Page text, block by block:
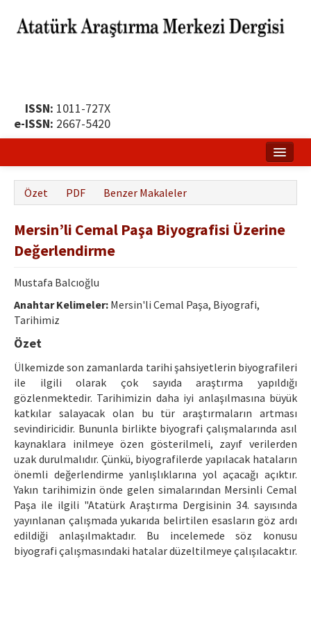
ISSN: 1011-727X
e-ISSN: 2667-5420
Hakkında
Yayın Politikası
Dergi Kurulları
Yayın İlkeleri
Etik İlkeler
Yazar Rehberi
Hakem Rehberi
İletişim
Özet PDF Benzer Makaleler
Mersin’li Cemal Paşa Biyografisi Üzerine
Değerlendirme
Mustafa Balcıoğlu
Anahtar Kelimeler: Mersin'li Cemal Paşa, Biyografi,
Tarihimiz
Özet
Ülkemizde son zamanlarda tarihi şahsiyetlerin biyografileri
ile ilgili olarak çok sayıda araştırma yapıldığı
gözlenmektedir. Tarihimizin daha iyi anlaşılmasına büyük
katkılar salayacak olan bu tür araştırmaların artması
sevindiricidir. Bununla birlikte biyografi çalışmalarında asıl
kaynaklara inilmeye özen gösterilmeli, zayıf verilerden
uzak durulmalıdır. Çünkü, biyografilerde yapılacak hataların
önemli değerlendirme yanlışlıklarına yol açacağı açıktır.
Yakın tarihimizin önde gelen simalarından Mersinli Cemal
Paşa ile ilgili "Atatürk Araştırma Dergisinin 34. sayısında
yayınlanan çalışmada yukarıda belirtilen esasların göz ardı
edildiği anlaşılmaktadır. Bu incelemede söz konusu
biyografi çalışmasındaki hatalar düzeltilmeye çalışılacaktır.